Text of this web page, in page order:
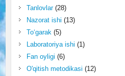
Tanlovlar(28)
Nazorat ishi (13)
To‘garak(5)
Laboratoriya ishi (1)
Fan oyligi (6)
O'qitish metodikasi (12)